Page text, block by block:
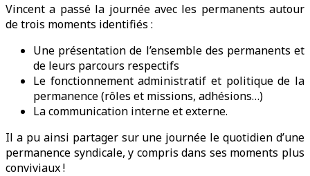
Vincent a passé la journée avec les permanents autour
de trois moments identifiés :
Une présentation de l’ensemble des permanents et
de leurs parcours respectifs
Le fonctionnement administratif et politique de la
permanence (rôles et missions, adhésions…)
La communication interne et externe.
Il a pu ainsi partager sur une journée le quotidien d’une
permanence syndicale, y compris dans ses moments plus
conviviaux !